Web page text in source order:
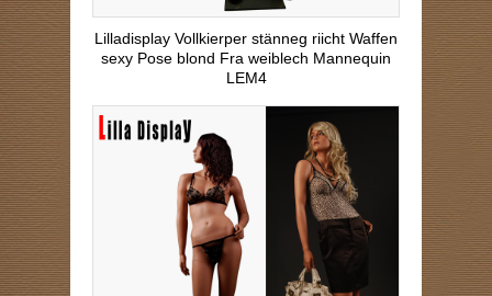
Lilladisplay Vollkierper stänneg riicht Waffen
sexy Pose blond Fra weiblech Mannequin
LEM4